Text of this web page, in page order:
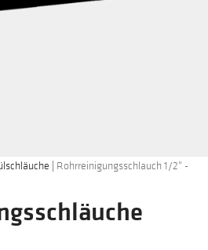
| Rohrreinigungsschlauch 1/2" -